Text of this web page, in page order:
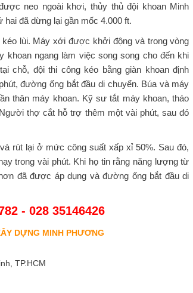
neo ngoài khơi, thủy thủ đội khoan Minh
đã dừng lại gần mốc 4.000 ft.
lùi. Máy xới được khởi động và trong vòng
khoan ngang làm việc song song cho đến khi
chỗ, đội thi công kéo bằng giàn khoan định
đường ống bắt đầu di chuyển. Búa và máy
thân máy khoan. Kỹ sư tắt máy khoan, tháo
thợ cắt hỗ trợ thêm một vài phút, sau đó
rút lại ở mức công suất xấp xỉ 50%. Sau đó,
trong vài phút. Khi họ tin rằng năng lượng từ
đã được áp dụng và đường ống bắt đầu di
- 028 35146426
DỰNG MINH PHƯƠNG
TP.HCM